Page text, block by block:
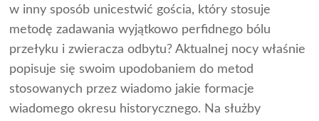
w inny sposób unicestwić gościa, który stosuje
metodę zadawania wyjątkowo perfidnego bólu
przełyku i zwieracza odbytu? Aktualnej nocy właśnie
popisuje się swoim upodobaniem do metod
stosowanych przez wiadomo jakie formacje
wiadomego okresu historycznego. Na służby